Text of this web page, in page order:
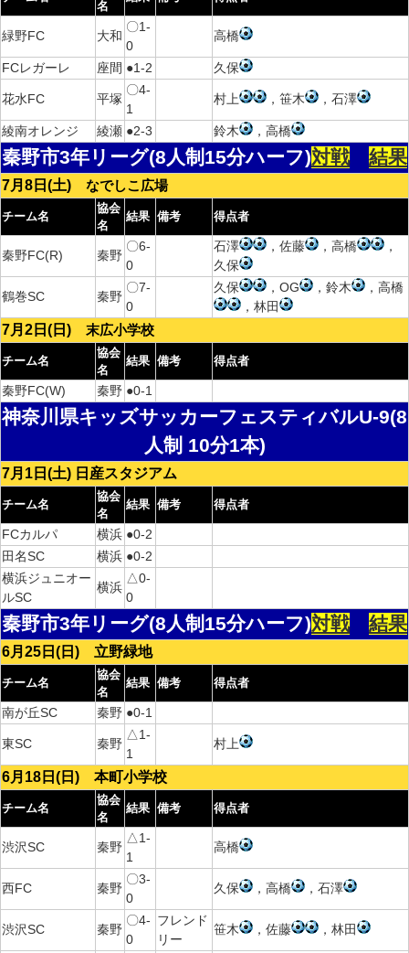
名
緑野FC 大和
〇1-
0
高橋
FCレガーレ 座間 ●1-2 久保
花水FC 平塚
〇4-
1
村上 ，笹木 ，石澤
綾南オレンジ 綾瀬 ●2-3 鈴木 ，高橋
秦野市3年リーグ(8人制15分ハーフ)対戦 結果
7月8日(土) なでしこ広場
チーム名
協会
名
結果 備考 得点者
秦野FC(R) 秦野
〇6-
0
石澤 ，佐藤 ，高橋
，
久保
鶴巻SC 秦野
〇7-
0
久保 ，OG ，鈴木
，高橋
，林田
7月2日(日) 末広小学校
チーム名
協会
名
結果 備考 得点者
秦野FC(W) 秦野 ●0-1
神奈川県キッズサッカーフェスティバルU-9(8
人制 10分1本)
7月1日(土) 日産スタジアム
チーム名
協会
名
結果 備考 得点者
FCカルパ 横浜 ●0-2
田名SC
横浜 ●0-2
横浜ジュニオー
ルSC
横浜
△0-
0
秦野市3年リーグ(8人制15分ハーフ)対戦 結果
6月25日(日) 立野緑地
チーム名
協会
名
結果 備考 得点者
南が丘SC 秦野 ●0-1
東SC 秦野
△1-
1
村上
6月18日(日) 本町小学校
チーム名
協会
名
結果 備考 得点者
渋沢SC 秦野
△1-
1
高橋
西FC 秦野
〇3-
0
久保 ，高橋 ，石澤
渋沢SC 秦野
〇4-
0
フレンド
リー
笹木 ，佐藤 ，林田